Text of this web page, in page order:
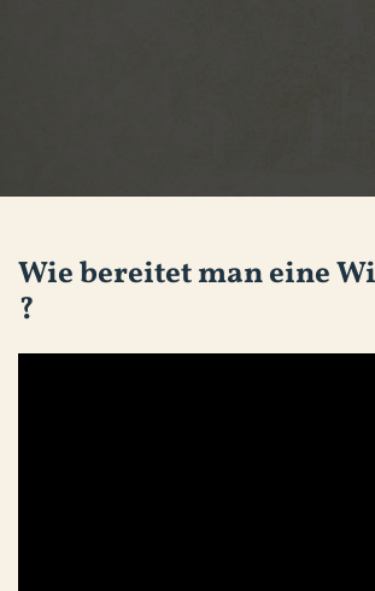
Wie bereitet man eine
?